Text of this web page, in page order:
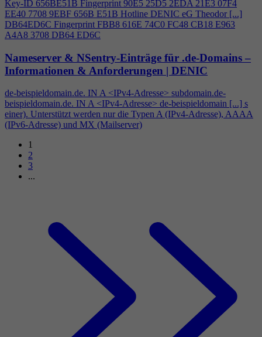
Key-ID 656BE51B Fingerprint 90E5 25D5 2EDA 21E3 07F4
EE40 7708 9EBF 656B E51B Hotline DENIC eG Theodor [...]
DB64ED6C Fingerprint FBB8 616E 74C0 FC48 CB18 E963
A4A8 3708 DB64 ED6C
Nameserver & NSentry-Einträge für .de-Domains –
Informationen & Anforderungen | DENIC
de-beispieldomain.de. IN A <IPv4-Adresse> subdomain.de-
beispieldomain.de. IN A <IPv4-Adresse> de-beispieldomain [...] s
einer). Unterstützt werden nur die Typen A (IPv4-Adresse), AAAA
(IPv6-Adresse) und MX (Mailserver)
1
2
3
...